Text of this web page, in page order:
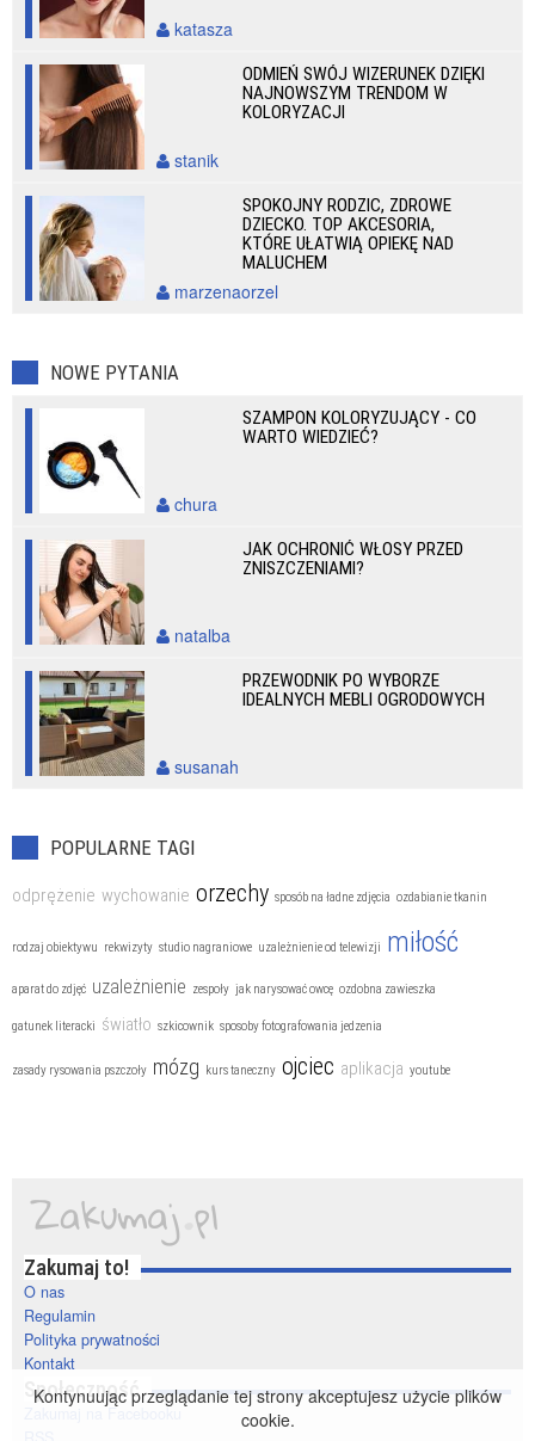
katasza
ODMIEŃ SWÓJ WIZERUNEK DZIĘKI
NAJNOWSZYM TRENDOM W
KOLORYZACJI
stanik
SPOKOJNY RODZIC, ZDROWE
DZIECKO. TOP AKCESORIA,
KTÓRE UŁATWIĄ OPIEKĘ NAD
MALUCHEM
marzenaorzel
NOWE PYTANIA
SZAMPON KOLORYZUJĄCY - CO
WARTO WIEDZIEĆ?
chura
JAK OCHRONIĆ WŁOSY PRZED
ZNISZCZENIAMI?
natalba
PRZEWODNIK PO WYBORZE
IDEALNYCH MEBLI OGRODOWYCH
susanah
POPULARNE TAGI
odprężenie wychowanie orzechy sposób na ładne zdjęcia ozdabianie tkanin
rodzaj obiektywu rekwizyty studio nagraniowe uzależnienie od telewizji miłość
aparat do zdjęć uzależnienie zespoły jak narysować owcę ozdobna zawieszka
gatunek literacki światło szkicownik sposoby fotografowania jedzenia
zasady rysowania pszczoły mózg kurs taneczny ojciec aplikacja youtube
Zakumaj to!
O nas
Regulamin
Polityka prywatności
Kontakt
Społeczność
Zakumaj na Facebooku
Kontynuując przeglądanie tej strony akceptujesz użycie plików
cookie.